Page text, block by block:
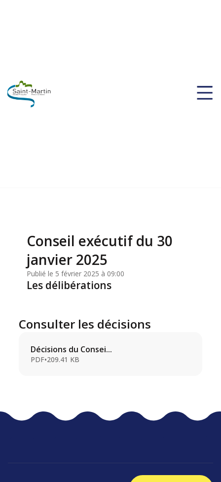
Conseil exécutif du 30
janvier 2025
Publié le 5 février 2025 à 09:00
Les délibérations
Consulter les décisions
Décisions du Consei...
PDF•209.41 KB